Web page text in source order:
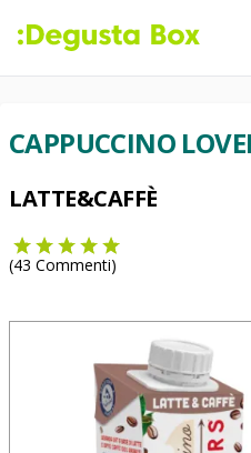
CAPPUCCINO
LATTE&CAFFÈ
(43 Commenti)